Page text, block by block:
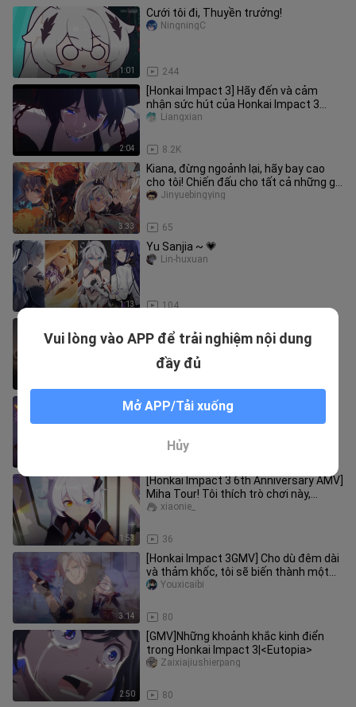
1:01
Cưới tôi đi, Thuyền trưởng!
244
NingningC
2:04
[Honkai Impact 3] Hãy đến và cảm
nhận sức hút của Honkai Impact 3
Valkyrie
8.2K
Liangxian
3:33
Kiana, đừng ngoảnh lại, hãy bay cao
cho tôi! Chiến đấu cho tất cả những gì
tốt đẹp trên thế giới! [Honkai Impact III
65
Jinyuebingying
1:13
Yu Sanjia ~ 💗
104
Lin-huxuan
Impact 3"
[Honkai Impact 3 cốt truyện hướng]
Bài hát chủ đề của Ultraman Orb's
1:53
[Honkai Impact 3 6th Anniversary AMV]
Miha Tour! Tôi thích trò chơi này,
không phải vì những đặc quyền nhỏ
36
xiaonie_
3:14
[Honkai Impact 3GMV] Cho dù đêm dài
và thảm khốc, tôi sẽ biến thành một
ngôi sao để thắp lên hy vọng, và lời thề
80
Youxicaibi
2:50
[GMV]Những khoảnh khắc kinh điển
trong Honkai Impact 3|<Eutopia>
80
Zaixiajiushierpang
Vui lòng vào APP để trải nghiệm nội dung
đầy đủ
Mở APP/Tải xuống
Hủy